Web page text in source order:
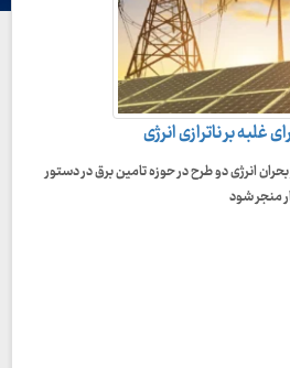
غلبه بر ناترازی انرژی
انرژی دو طرح در حوزه تامین برق در دستور
منجر شود